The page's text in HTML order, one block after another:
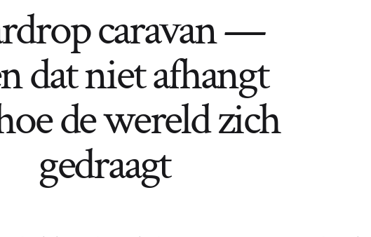
caravan —
dat niet afhangt
de wereld zich
gedraagt